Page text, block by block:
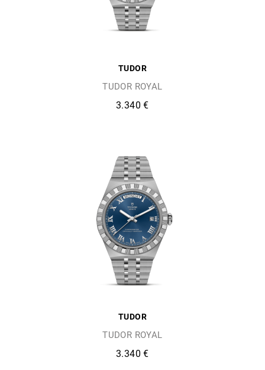
TUDOR
TUDOR ROYAL
3.340 €
TUDOR
TUDOR ROYAL
3.340 €